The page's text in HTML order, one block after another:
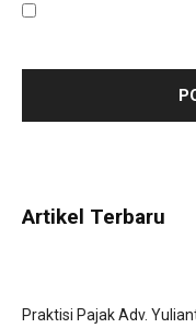
Artikel Terbaru
Praktisi Pajak Adv.